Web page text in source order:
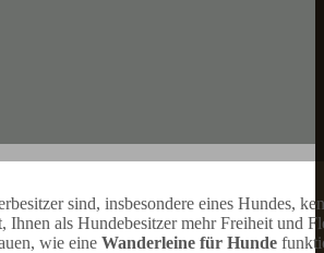
sind, insbesondere eines Hundes,
Ihnen als Hundebesitzer mehr Freiheit und
wie eine Wanderleine für Hunde